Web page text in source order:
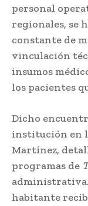
personal
regionales, se
constante de
vinculación
insumos
los pacientes
Dicho
institución en
Martínez,
programas de
habitante